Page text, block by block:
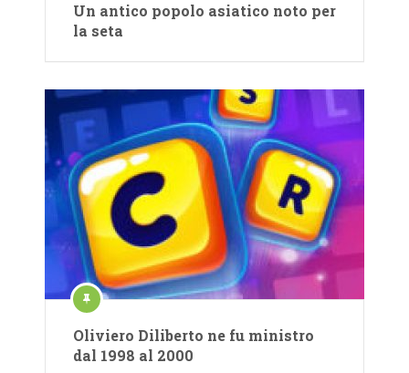
Un antico popolo asiatico noto per
la seta
Oliviero Diliberto ne fu ministro
dal 1998 al 2000